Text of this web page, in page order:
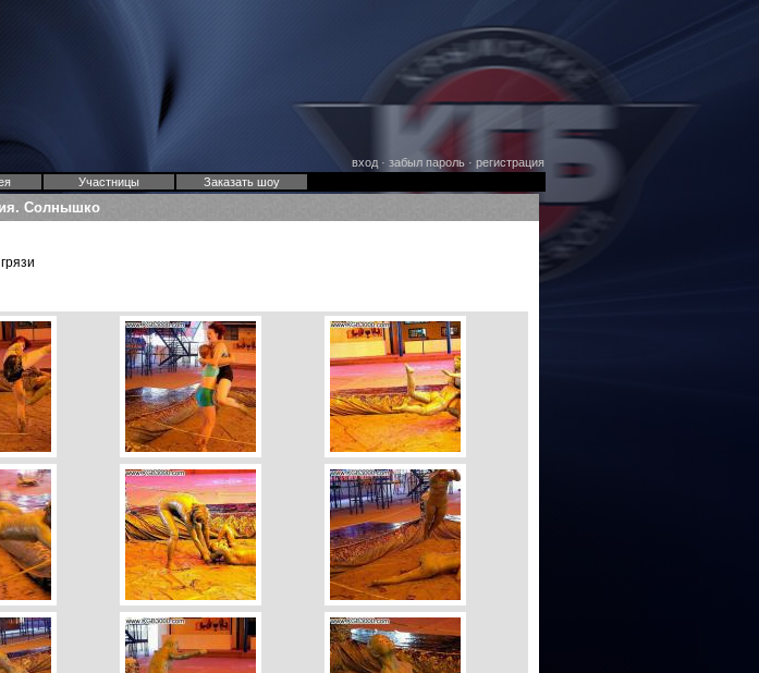
вход· забыл пароль· регистрация
Участницы Заказать шоу
Солнышко